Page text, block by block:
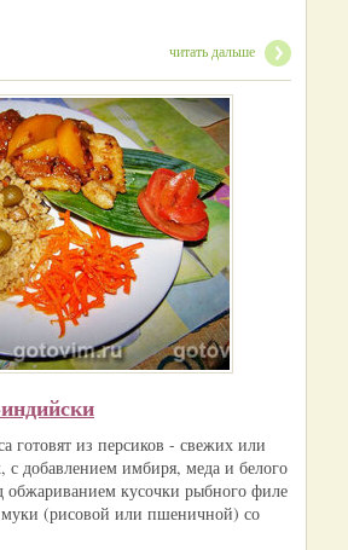
читать дальше
готовят из персиков - свежих или
с добавлением имбиря, меда и белого
обжариванием кусочки рыбного филе
(рисовой или пшеничной) со